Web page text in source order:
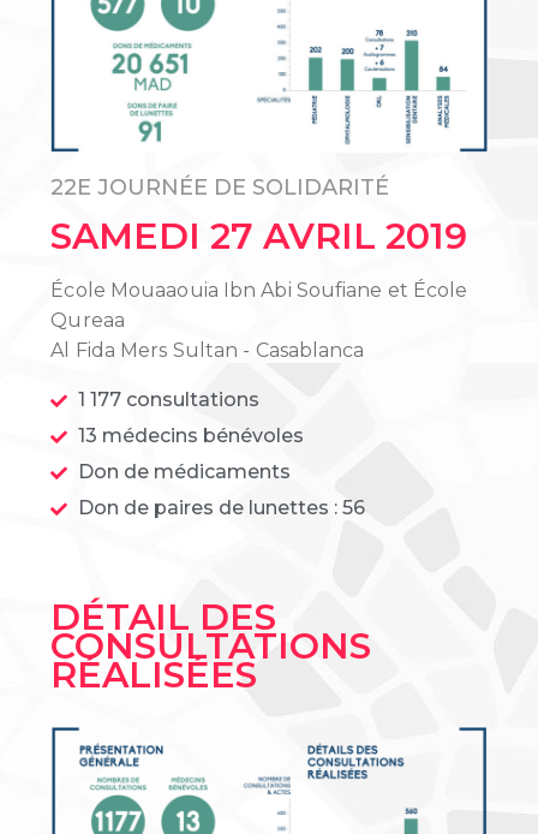
22E JOURNÉE DE SOLIDARITÉ
SAMEDI 27 AVRIL 2019
École Mouaaouia Ibn Abi Soufiane et École
Qureaa
Al Fida Mers Sultan - Casablanca
1 177 consultations
13 médecins bénévoles
Don de médicaments
Don de paires de lunettes : 56
DÉTAIL DES
CONSULTATIONS
RÉALISÉES